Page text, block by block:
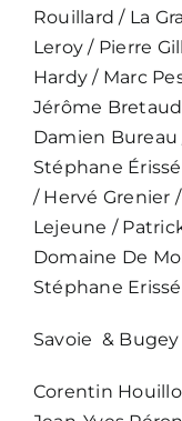
Rouillard / La
Leroy / Pierre
Hardy / Marc
Jérôme
Damien Bureau
Stéphane
/ Hervé Grenier
Lejeune /
Domaine De
Stéphane
Savoie & Bugey
Corentin